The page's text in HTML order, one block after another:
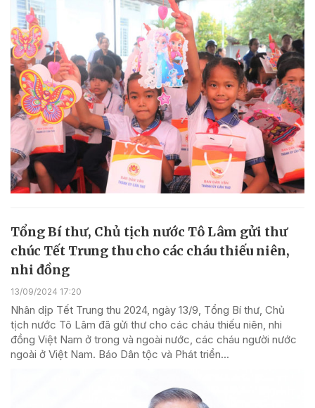
Tổng Bí thư, Chủ tịch nước Tô Lâm gửi thư
chúc Tết Trung thu cho các cháu thiếu niên,
nhi đồng
13/09/2024 17:20
Nhân dịp Tết Trung thu 2024, ngày 13/9, Tổng Bí thư, Chủ
tịch nước Tô Lâm đã gửi thư cho các cháu thiếu niên, nhi
đồng Việt Nam ở trong và ngoài nước, các cháu người nước
ngoài ở Việt Nam. Báo Dân tộc và Phát triển...